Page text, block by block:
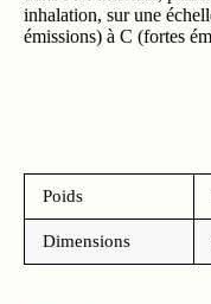
inhalation, sur une
émissions) à C (fortes
Poids
Dimensions